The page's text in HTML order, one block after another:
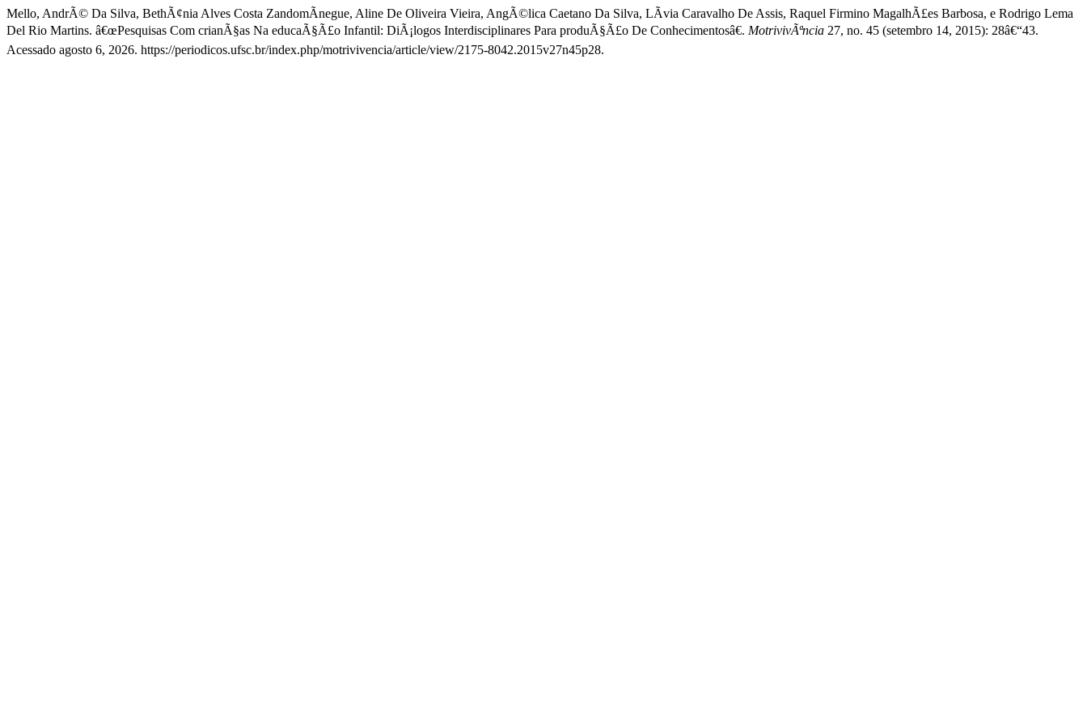
Mello, AndrÃ© Da Silva, BethÃ¢nia Alves Costa ZandomÃ­negue, Aline De Oliveira Vieira, AngÃ©lica Caetano Da Silva, LÃ­via Caravalho De Assis, Raquel Firmino MagalhÃ£es Barbosa, e Rodrigo Lema
Del Rio Martins. â€œPesquisas Com crianÃ§as Na educaÃ§Ã£o Infantil: DiÃ¡logos Interdisciplinares Para produÃ§Ã£o De Conhecimentosâ€. MotrivivÃªncia 27, no. 45 (setembro 14, 2015): 28â€“43.
Acessado agosto 6, 2026. https://periodicos.ufsc.br/index.php/motrivivencia/article/view/2175-8042.2015v27n45p28.